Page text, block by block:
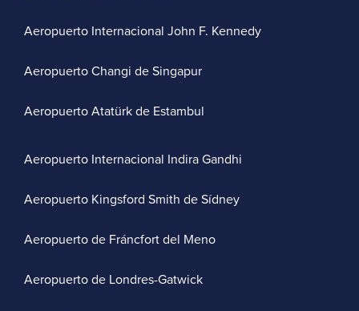
Aeropuerto Internacional John F. Kennedy
Aeropuerto Changi de Singapur
Aeropuerto Atatürk de Estambul
Aeropuerto Internacional Indira Gandhi
Aeropuerto Kingsford Smith de Sídney
Aeropuerto de Fráncfort del Meno
Aeropuerto de Londres-Gatwick